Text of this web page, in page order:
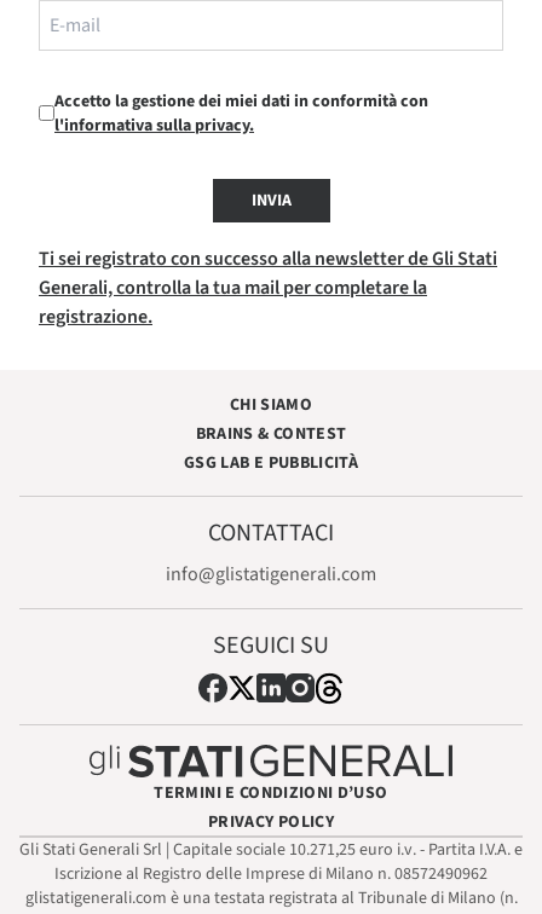
Accetto la gestione dei miei dati in conformità con
l'informativa sulla privacy.
INVIA
Ti sei registrato con successo alla newsletter de Gli Stati
Generali, controlla la tua mail per completare la
registrazione.
CHI SIAMO
BRAINS & CONTEST
GSG LAB E PUBBLICITÀ
CONTATTACI
info@glistatigenerali.com
SEGUICI SU
TERMINI E CONDIZIONI D’USO
PRIVACY POLICY
Gli Stati Generali Srl | Capitale sociale 10.271,25 euro i.v. - Partita I.V.A. e
Iscrizione al Registro delle Imprese di Milano n. 08572490962
glistatigenerali.com è una testata registrata al Tribunale di Milano (n.